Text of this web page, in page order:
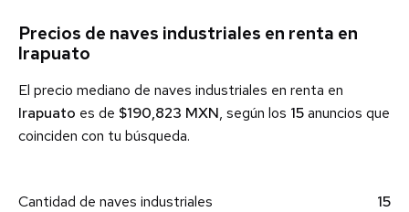
Precios de naves industriales en renta en
Irapuato
El precio mediano de naves industriales en renta en
Irapuato es de $190,823 MXN, según los 15anuncios que
coinciden con tu búsqueda.
Cantidad de naves industriales 15